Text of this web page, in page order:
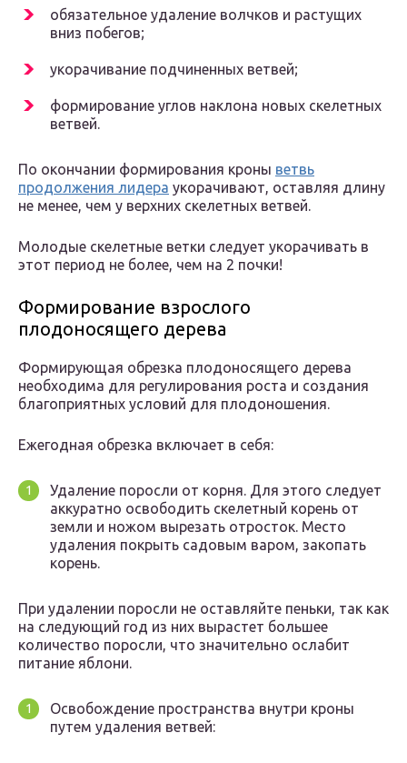
обязательное удаление волчков и растущих
вниз побегов;
укорачивание подчиненных ветвей;
формирование углов наклона новых скелетных
ветвей.
По окончании формирования кроны ветвь
продолжения лидера укорачивают, оставляя длину
не менее, чем у верхних скелетных ветвей.
Молодые скелетные ветки следует укорачивать в
этот период не более, чем на 2 почки!
Формирование взрослого
плодоносящего дерева
Формирующая обрезка плодоносящего дерева
необходима для регулирования роста и создания
благоприятных условий для плодоношения.
Ежегодная обрезка включает в себя:
Удаление поросли от корня. Для этого следует
аккуратно освободить скелетный корень от
земли и ножом вырезать отросток. Место
удаления покрыть садовым варом, закопать
корень.
При удалении поросли не оставляйте пеньки, так как
на следующий год из них вырастет большее
количество поросли, что значительно ослабит
питание яблони.
Освобождение пространства внутри кроны
путем удаления ветвей: